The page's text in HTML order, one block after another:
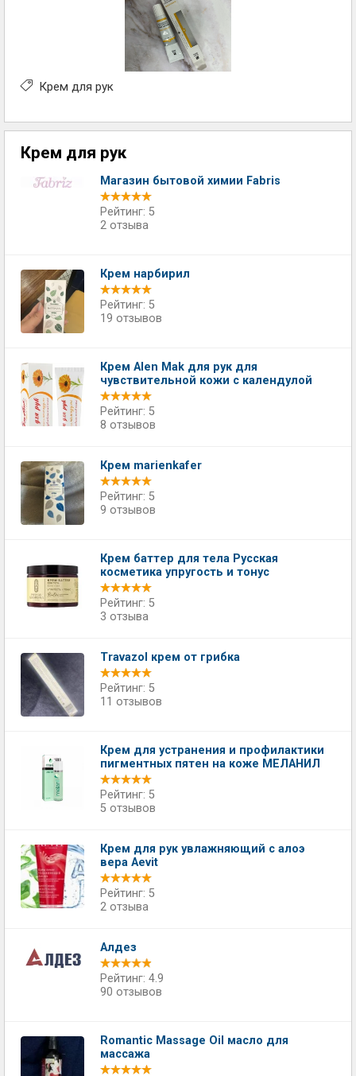
Крем для рук
Крем для рук
Магазин бытовой химии Fabris
Рейтинг: 5
2 отзыва
Крем нарбирил
Рейтинг: 5
19 отзывов
Крем Alen Mak для рук для
чувствительной кожи с календулой
Рейтинг: 5
8 отзывов
Крем marienkafer
Рейтинг: 5
9 отзывов
Крем баттер для тела Русская
косметика упругость и тонус
Рейтинг: 5
3 отзыва
Travazol крем от грибка
Рейтинг: 5
11 отзывов
Крем для устранения и профилактики
пигментных пятен на коже МЕЛАНИЛ
Рейтинг: 5
5 отзывов
Крем для рук увлажняющий с алоэ
вера Aevit
Рейтинг: 5
2 отзыва
Алдез
Рейтинг: 4.9
90 отзывов
Romantic Massage Oil масло для
массажа